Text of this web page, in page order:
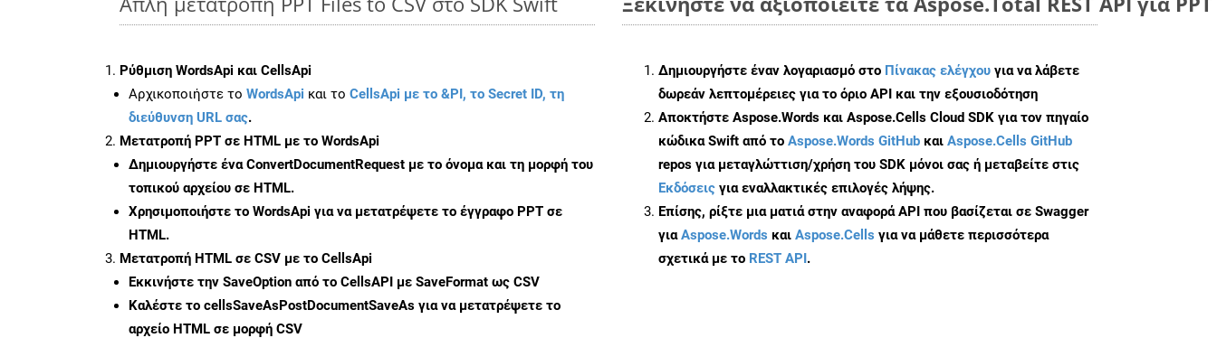
Ρύθμιση WordsApi και CellsApi
Αρχικοποιήστε το WordsApi και το CellsApi με το &PI, το Secret ID, τη
διεύθυνση URL σας.
Μετατροπή PPT σε HTML με το WordsApi
Δημιουργήστε έναConvertDocumentRequest με το όνομα και τη μορφή του
τοπικού αρχείου σε HTML.
Χρησιμοποιήστε το WordsApi για να μετατρέψετε το έγγραφο PPT σε
HTML.
Μετατροπή HTML σε CSV με το CellsApi
Εκκινήστε την SaveOption από το CellsAPI με SaveFormat ως CSV
Καλέστε το cellsSaveAsPostDocumentSaveAs για να μετατρέψετε το
αρχείο HTML σε μορφή CSV
Δημιουργήστε έναν λογαριασμό στο Πίνακας ελέγχου για να λάβετε
δωρεάν λεπτομέρειες για το όριο API και την εξουσιοδότηση
Αποκτήστε Aspose.Words και Aspose.Cells Cloud SDK για τον πηγαίο
κώδικα Swift από το Aspose.Words GitHub και Aspose.Cells GitHub
repos για μεταγλώττιση/χρήση του SDK μόνοι σας ή μεταβείτε στις
Εκδόσεις για εναλλακτικές επιλογές λήψης.
Επίσης, ρίξτε μια ματιά στην αναφορά API που βασίζεται σε Swagger
γιαAspose.Words και Aspose.Cells για να μάθετε περισσότερα
σχετικά με το REST API.